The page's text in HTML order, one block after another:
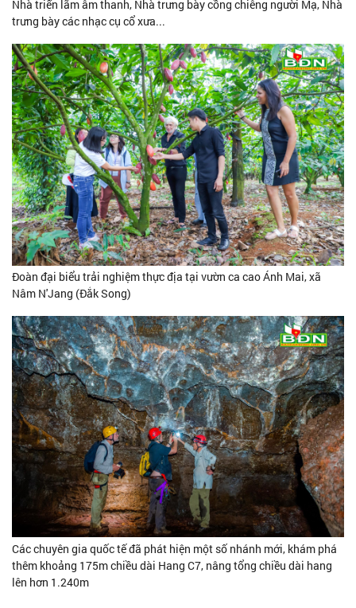
Nhà triển lãm âm thanh, Nhà trưng bày cồng chiêng người Mạ, Nhà
trưng bày các nhạc cụ cổ xưa...
Đoàn đại biểu trải nghiệm thực địa tại vườn ca cao Ánh Mai, xã
Nâm N'Jang (Đắk Song)
Các chuyên gia quốc tế đã phát hiện một số nhánh mới, khám phá
thêm khoảng 175m chiều dài Hang C7, nâng tổng chiều dài hang
lên hơn 1.240m